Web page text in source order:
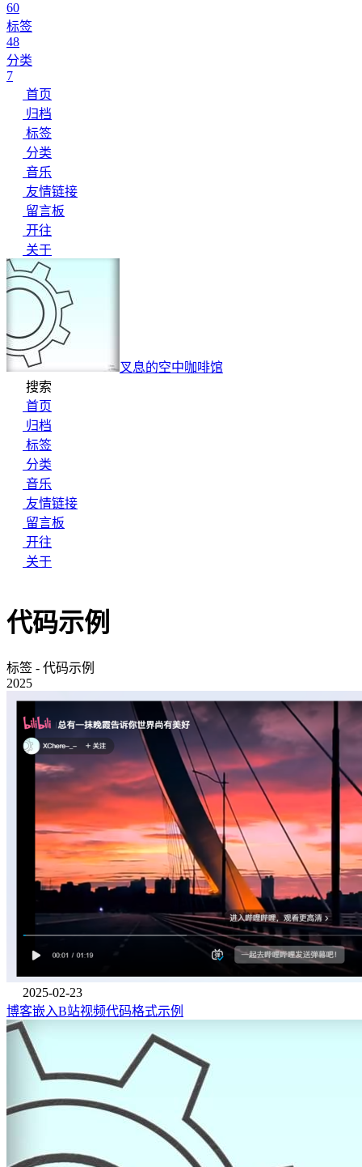
60
标签
48
分类
7
首页
归档
标签
分类
音乐
友情链接
留言板
开往
关于
叉息的空中咖啡馆
搜索
首页
归档
标签
分类
音乐
友情链接
留言板
开往
关于
代码示例
标签 - 代码示例
2025
2025-02-23
博客嵌入B站视频代码格式示例